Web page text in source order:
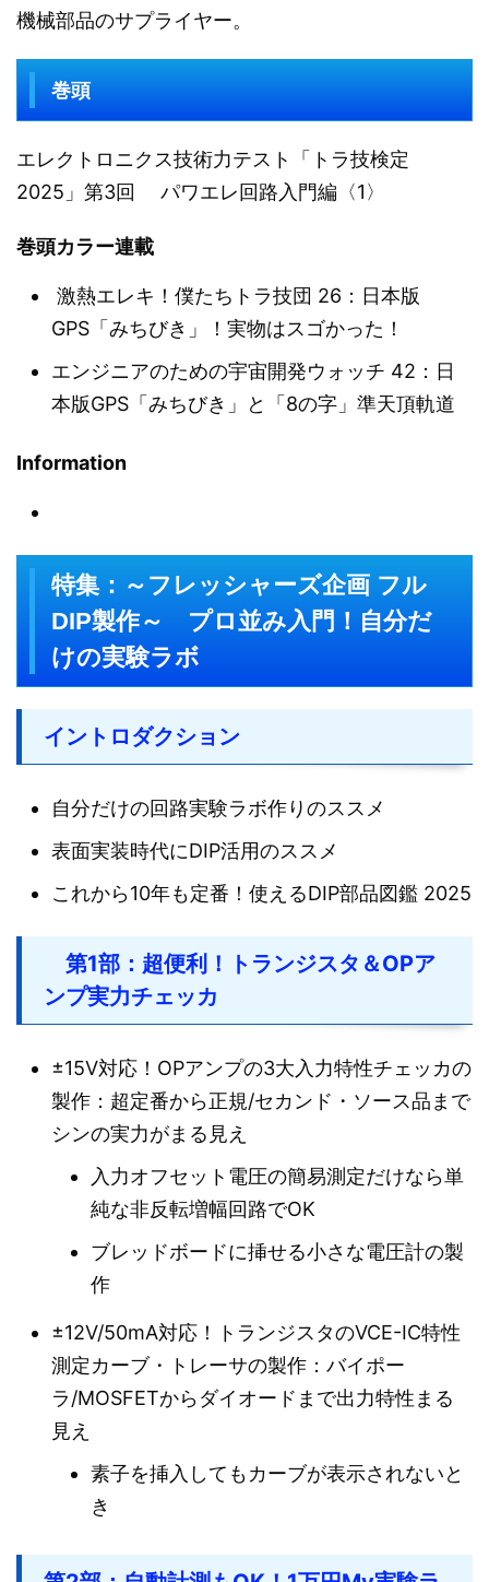
機械部品のサプライヤー。
巻頭
エレクトロニクス技術力テスト「トラ技検定
2025」第3回 パワエレ回路入門編〈1〉
巻頭カラー連載
激熱エレキ！僕たちトラ技団 26：日本版
GPS「みちびき」！実物はスゴかった！
エンジニアのための宇宙開発ウォッチ 42：日
本版GPS「みちびき」と「8の字」準天頂軌道
Information
特集：～フレッシャーズ企画 フル
DIP製作～ プロ並み入門！自分だ
けの実験ラボ
イントロダクション
自分だけの回路実験ラボ作りのススメ
表面実装時代にDIP活用のススメ
これから10年も定番！使えるDIP部品図鑑 2025
第1部：超便利！トランジスタ＆OPア
ンプ実力チェッカ
±15V対応！OPアンプの3大入力特性チェッカの
製作：超定番から正規/セカンド・ソース品まで
シンの実力がまる見え
入力オフセット電圧の簡易測定だけなら単
純な非反転増幅回路でOK
ブレッドボードに挿せる小さな電圧計の製
作
±12V/50mA対応！トランジスタのVCE-IC特性
測定カーブ・トレーサの製作：バイポー
ラ/MOSFETからダイオードまで出力特性まる
見え
素子を挿入してもカーブが表示されないと
き